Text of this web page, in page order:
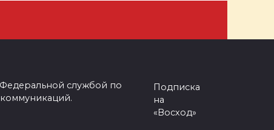
службой по
Подписка
на
«Восход»